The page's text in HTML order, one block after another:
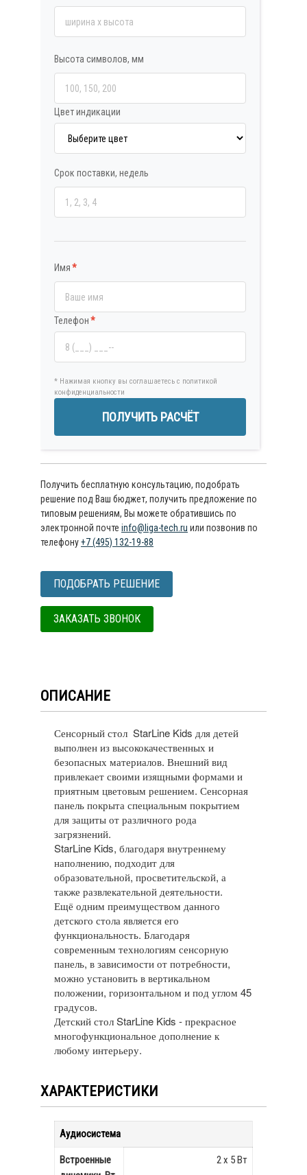
Высота символов, мм
Цвет индикации
Срок поставки, недель
Имя*
Телефон*
* Нажимая кнопку вы соглашаетесь с политикой
конфиденциальности
ПОЛУЧИТЬ РАСЧЁТ
Получить бесплатную консультацию, подобрать
решение под Ваш бюджет, получить предложение по
типовым решениям, Вы можете обратившись по
электронной почте info@liga-tech.ru или позвонив по
телефону+7 (495) 132-19-88
ПОДОБРАТЬ РЕШЕНИЕ
ЗАКАЗАТЬ ЗВОНОК
ОПИСАНИЕ
Сенсорный стол StarLine Kids для детей
выполнен из высококачественных и
безопасных материалов. Внешний вид
привлекает своими изящными формами и
приятным цветовым решением. Сенсорная
панель покрыта специальным покрытием
для защиты от различного рода
загрязнений.
StarLine Kids, благодаря внутреннему
наполнению, подходит для
образовательной, просветительской, а
также развлекательной деятельности.
Ещё одним преимуществом данного
детского стола является его
функциональность. Благодаря
современным технологиям сенсорную
панель, в зависимости от потребности,
можно установить в вертикальном
положении, горизонтальном и под углом 45
градусов.
Детский стол StarLine Kids - прекрасное
многофункциональное дополнение к
любому интерьеру.
ХАРАКТЕРИСТИКИ
Аудиосистема
Встроенные
2 х 5 Вт